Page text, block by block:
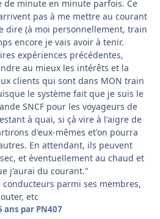
de minute en minute parfois. Ce
pas à me mettre au courant
dire (à moi personnellement, train
encore je vais avoir à tenir.
expériences précédentes,
au mieux les intérêts et la
clients qui sont dans MON train
le système fait que je suis le
SNCF pour les voyageurs de
à quai, si çà vire à l'aigre de
d'eux-mêmes et'on pourra
En attendant, ils peuvent
et éventuellement au chaud et
j'aurai du courant."
parmi ses membres,
etc
ans par PN407